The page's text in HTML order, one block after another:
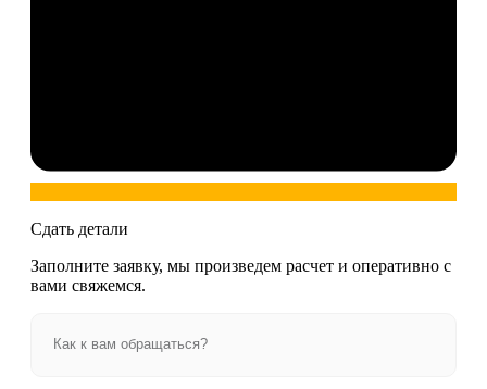
Сдать детали
Заполните заявку, мы произведем расчет и оперативно с
вами свяжемся.